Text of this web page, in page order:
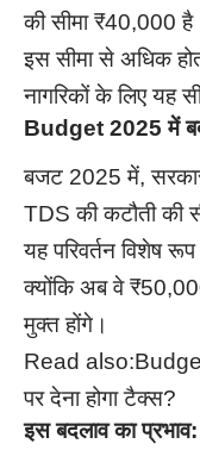
की सीमा ₹40,000
इस सीमा से अधिक
नागरिकों के लिए यह
Budget 2025 में
बजट 2025 में,
TDS की कटौती की
यह परिवर्तन विशेष
क्योंकि अब वे
मुक्त होंगे।
Read also:
पर देना होगा टैक्स?
इस बदलाव का प्रभाव: